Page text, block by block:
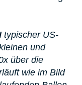
typischer US-
und
über die
wie im Bild